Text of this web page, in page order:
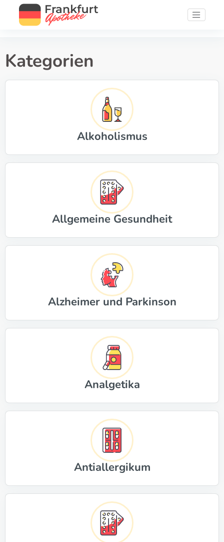
Kategorien
Alkoholismus
Allgemeine Gesundheit
Alzheimer und Parkinson
Analgetika
Antiallergikum